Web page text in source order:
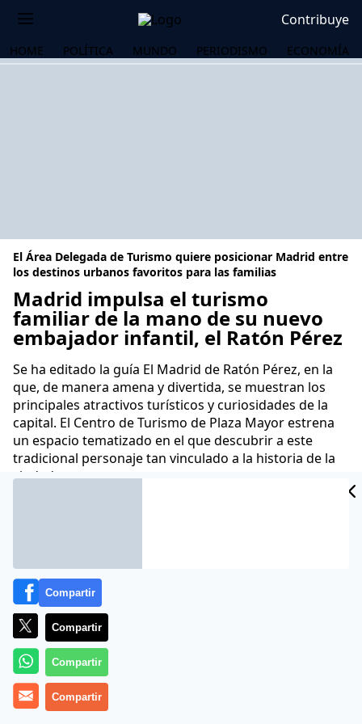
Contribuye
HOME POLÍTICA MUNDO PERIODISMO ECONOMÍA
El Área Delegada de Turismo quiere posicionar Madrid entre
los destinos urbanos favoritos para las familias
Madrid impulsa el turismo
familiar de la mano de su nuevo
embajador infantil, el Ratón Pérez
Se ha editado la guía El Madrid de Ratón Pérez, en la
que, de manera amena y divertida, se muestran los
principales atractivos turísticos y curiosidades de la
capital. El Centro de Turismo de Plaza Mayor estrena
un espacio tematizado en el que descubrir a este
tradicional personaje tan vinculado a la historia de la
ciudad.
Compartir
Compartir
Compartir
Compartir